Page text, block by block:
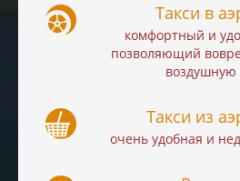
Такси в
комфортный и
позволяющий
воздушную
Такси из
очень удобная и